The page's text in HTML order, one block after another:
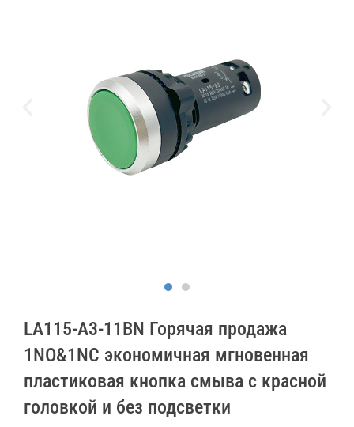
LA115-A3-11BN Горячая продажа
1NO&1NC экономичная мгновенная
пластиковая кнопка смыва с красной
головкой и без подсветки